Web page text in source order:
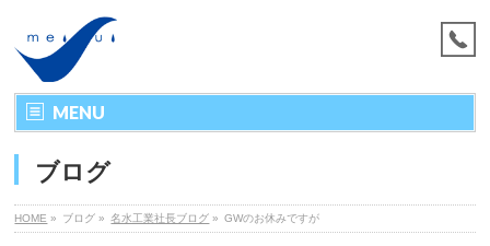
MENU
ブログ
HOME » ブログ » 名水工業社長ブログ » GWのお休みですが